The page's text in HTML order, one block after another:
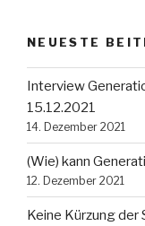
NEUESTE
Interview
15.12.2021
14. Dezember 2021
(Wie) kann
12. Dezember 2021
Keine Kürzung der